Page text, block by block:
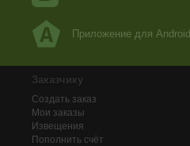
Приложение для Android
Заказчику
Создать заказ
Мои заказы
Извещения
Пополнить счёт